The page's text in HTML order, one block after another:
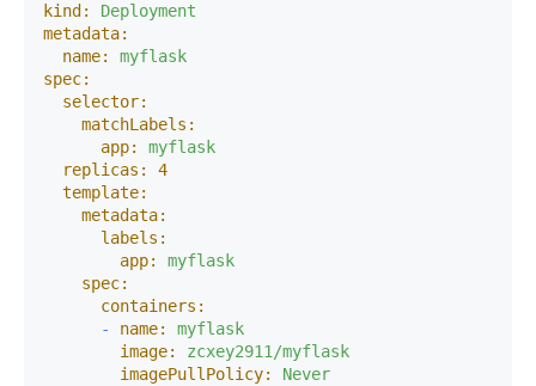
kind:
Deployment
metadata:
name:
myflask
spec:
selector:
matchLabels:
app:
myflask
replicas:
4
template:
metadata:
labels:
app:
myflask
spec:
containers:
-
name:
myflask
image:
zcxey2911/myflask
imagePullPolicy:
Never